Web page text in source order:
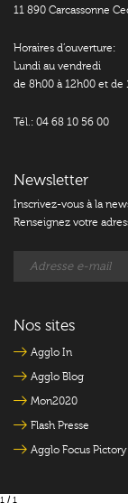
11 890 Carcassonne
Horaires d’ouverture:
Lundi au vendredi
de 8h00 à 12h00 et de
Tél.: 04 68 10 56 00
Newsletter
Inscrivez-vous à la
Renseignez votre
Nos sites
Agglo In
Agglo Blog
Mon2020
Flash Presse
Agglo Focus Pictory
1 / 1